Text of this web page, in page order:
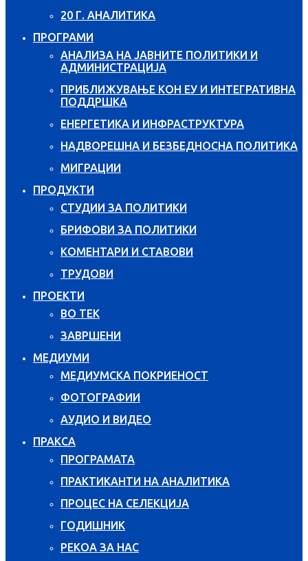
20 Г. АНАЛИТИКА
ПРОГРАМИ
АНАЛИЗА НА ЈАВНИТЕ ПОЛИТИКИ И
АДМИНИСТРАЦИЈА
ПРИБЛИЖУВАЊЕ КОН ЕУ И ИНТЕГРАТИВНА
ПОДДРШКА
ЕНЕРГЕТИКА И ИНФРАСТРУКТУРА
НАДВОРЕШНА И БЕЗБЕДНОСНА ПОЛИТИКА
МИГРАЦИИ
ПРОДУКТИ
СТУДИИ ЗА ПОЛИТИКИ
БРИФОВИ ЗА ПОЛИТИКИ
КОМЕНТАРИ И СТАВОВИ
ТРУДОВИ
ПРОЕКТИ
ВО ТЕК
ЗАВРШЕНИ
МЕДИУМИ
МЕДИУМСКА ПОКРИЕНОСТ
ФОТОГРАФИИ
АУДИО И ВИДЕО
ПРАКСА
ПРОГРАМАТА
ПРАКТИКАНТИ НА АНАЛИТИКА
ПРОЦЕС НА СЕЛЕКЦИЈА
ГОДИШНИК
РЕКОА ЗА НАС